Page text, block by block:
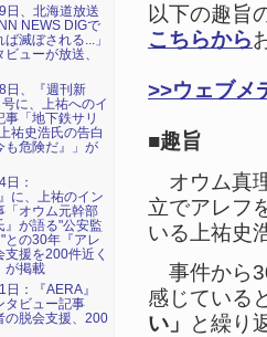
以下の趣旨
こちらから
>>ウェブメ
■趣旨
オウム真
立でアレフ
いる上祐史
事件から
感じている
い」
と繰り
日、北海道放送
NEWS DIGで
ば滅ぼされる...」
ューが放送、
日、『週刊新
に、上祐へのイ
事「地下鉄サリ
祐史浩氏の告白
も危険だ』」が
：
に、上祐のイン
「オウム元幹部
』が語る"公安監
との30年『アレ
支援を200件近く
が掲載
：『AERA』
タビュー記事
の脱会支援、200